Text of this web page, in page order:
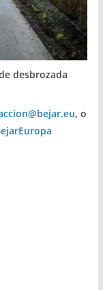
desbrozada
, o